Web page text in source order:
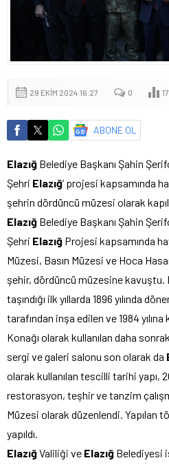
29 EKIM 2024 16:27 0
ABONE OL
Elazığ Belediye Başkanı Şahin
Şehri Elazığ’ projesi kapsamında
şehrin dördüncü müzesi olarak
Elazığ Belediye Başkanı Şahin
Şehri Elazığ Projesi kapsamında
Müzesi, Basın Müzesi ve Hoca
şehir, dördüncü müzesine kavuştu.
taşındığı ilk yıllarda 1896 yılında
tarafından inşa edilen ve 1984 yılına
Konağı olarak kullanılan daha
sergi ve galeri salonu son olarak da
olarak kullanılan tescilli tarihi yapı,
restorasyon, teşhir ve tanzim
Müzesi olarak düzenlendi. Yapılan
yapıldı.
ElazığValiliği ve Elazığ Belediyesi